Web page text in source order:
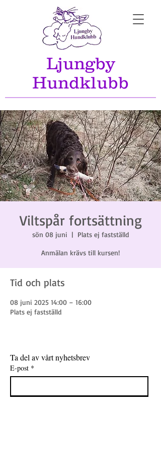
Ljungby
Hundklubb
Viltspår fortsättning
sön 08 juni
  |
Plats ej fastställd
Anmälan krävs till kursen!
Tid och plats
08 juni 2025 14:00 – 16:00
Plats ej fastställd
Ta del av vårt nyhetsbrev
E-post *